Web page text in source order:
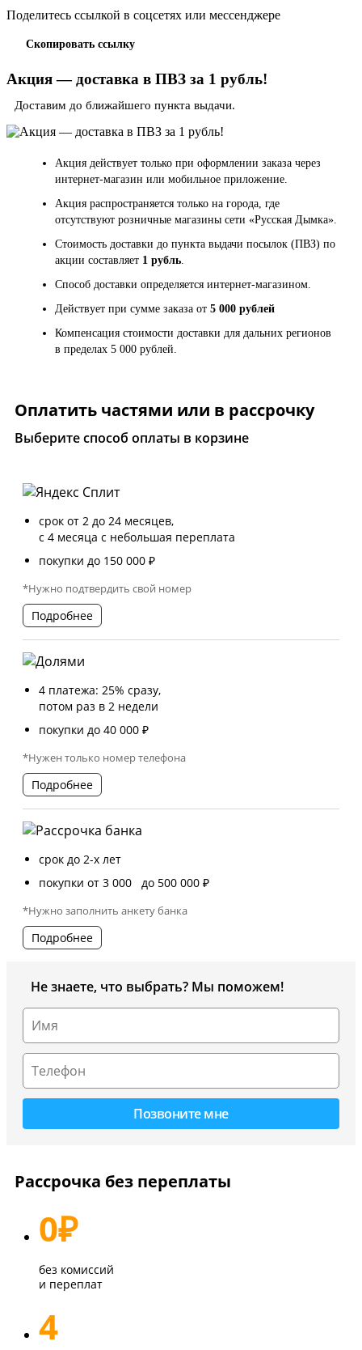
Поделитесь ссылкой в соцсетях или мессенджере
Скопировать ссылку
Акция — доставка в ПВЗ за 1 рубль!
Доставим до ближайшего пункта выдачи.
Акция действует только при оформлении заказа через
интернет-магазин или мобильное приложение.
Акция распространяется только на города, где
отсутствуют розничные магазины сети «Русская Дымка».
Стоимость доставки до пункта выдачи посылок (ПВЗ) по
акции составляет 1 рубль
Способ доставки определяется интернет-магазином.
Действует при сумме заказа от 5 000 рублей
Компенсация стоимости доставки для дальних регионов
в пределах 5 000 рублей.
Оплатить частями или в рассрочку
Выберите способ оплаты в корзине
срок от 2 до 24 месяцев,
с 4 месяца с небольшая переплата
покупки до 150 000 ₽
*Нужно подтвердить свой номер
Подробнее
4 платежа: 25% сразу,
потом раз в 2 недели
покупки до 40 000 ₽
*Нужен только номер телефона
Подробнее
срок до 2-х лет
покупки от 3 000 до 500 000 ₽
*Нужно заполнить анкету банка
Подробнее
Не знаете, что выбрать? Мы поможем!
Рассрочка без переплаты
0₽
без комиссий
и переплат
4